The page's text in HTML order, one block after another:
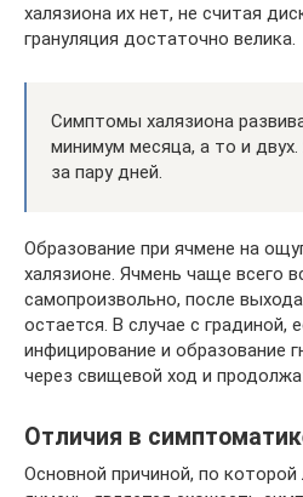
халязиона их нет, не считая
грануляция достаточно велика.
Симптомы халязиона
минимум месяца, а то и
за пару дней.
Образование при ячмене на
халязионе. Ячмень чаще всего
самопроизвольно, после
остается. В случае с градиной,
инфицирование и образование
через свищевой ход и
Отличия в
Основной причиной, по